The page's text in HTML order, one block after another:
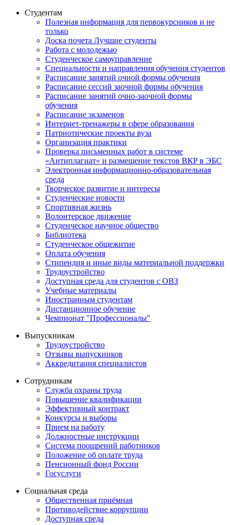
Студентам
Полезная информация для первокурсников и не
только
Доска почета Лучшие студенты
Работа с молодежью
Студенческое самоуправление
Специальности и направления обучения студентов
Расписание занятий очной формы обучения
Расписание сессий заочной формы обучения
Расписание занятий очно-заочной формы
обучения
Расписание экзаменов
Интернет-тренажеры в сфере образования
Патриотические проекты вуза
Организация практики
Проверка письменных работ в системе
«Антиплагиат» и размещение текстов ВКР в ЭБС
Электронная информационно-образовательная
среда
Творческое развитие и интересы
Студенческие новости
Спортивная жизнь
Волонтерское движение
Студенческое научное общество
Библиотека
Студенческое общежитие
Оплата обучения
Стипендия и иные виды материальной поддержки
Трудоустройство
Доступная среда для студентов с ОВЗ
Учебные материалы
Иностранным студентам
Дистанционное обучение
Чемпионат "Профессионалы"
Выпускникам
Трудоустройство
Отзывы выпускников
Аккредитация специалистов
Сотрудникам
Служба охраны труда
Повышение квалификации
Эффективный контракт
Конкурсы и выборы
Прием на работу
Должностные инструкции
Система поощрений работников
Положение об оплате труда
Пенсионный фонд России
Госуслуги
Социальная среда
Общественная приёмная
Противодействие коррупции
Доступная среда